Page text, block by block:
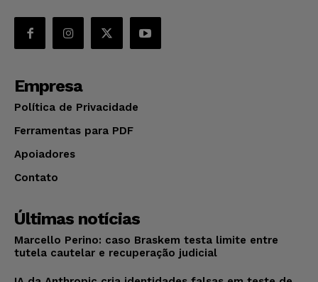
Empresa
Política de Privacidade
Ferramentas para PDF
Apoiadores
Contato
Últimas notícias
Marcello Perino: caso Braskem testa limite entre
tutela cautelar e recuperação judicial